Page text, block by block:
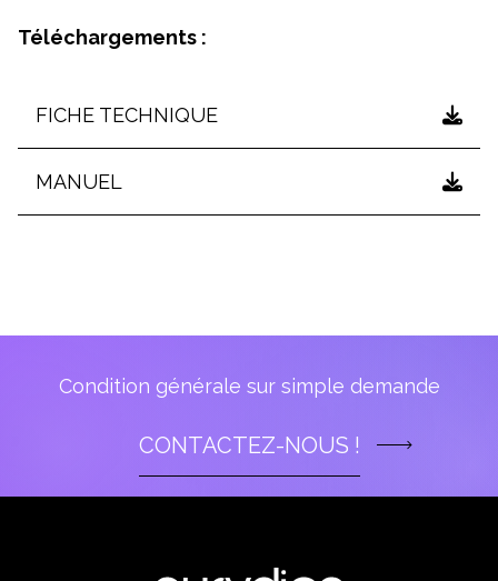
Téléchargements :
FICHE TECHNIQUE
MANUEL
Condition générale sur simple demande
CONTACTEZ-NOUS !